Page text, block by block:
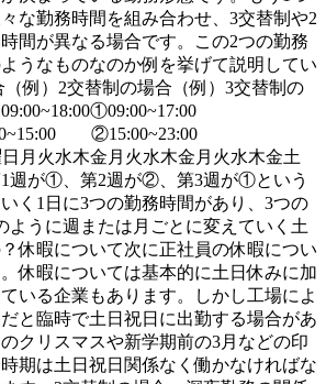
な勤務時間を組み合わせ、3交替制や2
間が異なる場合です。この2つの勤務
うなものなのか例を挙げて説明してい
例）2交替制の場合（例）3交替制の
09:00~18:00①09:00~17:00
②15:00~23:00
月火水木金月火水木金月火水木金土
1週が①、第2週が②、第3週が①という
く1日に3つの勤務時間があり、3つの
ように週または月ごとに変えていく土
休暇について次に正社員の休暇につい
休暇については基本的に土日休みに加
いる企業もあります。しかし工場によ
と臨時で土日祝日に出勤する場合があ
クリスマスや新学期前の3月などの印
期は土日祝日関係なく働かなければな